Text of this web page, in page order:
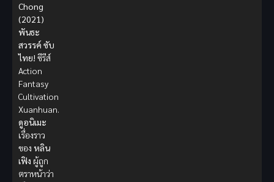
Chong
(2021)
พันธะ
สวรรค์ ซับ
ไทย! ซีรีส์
Action
Fantasy
Cultivation
Xuanhuan.
ดูอนิเมะ
เรื่องราว
ของ หลิน
เฟิง ผู้ถูก
ตราหน้าว่า